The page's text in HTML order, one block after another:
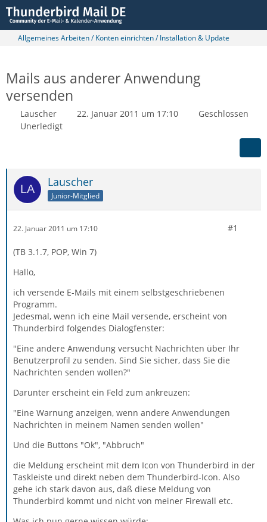
Allgemeines Arbeiten / Konten einrichten / Installation & Update
Mails aus anderer Anwendung
versenden
Lauscher 22. Januar 2011 um 17:10
Geschlossen
Unerledigt
Lauscher
Junior-Mitglied
22. Januar 2011 um 17:10 #1
(TB 3.1.7, POP, Win 7)
Hallo,
ich versende E-Mails mit einem selbstgeschriebenen
Programm.
Jedesmal, wenn ich eine Mail versende, erscheint von
Thunderbird folgendes Dialogfenster:
"Eine andere Anwendung versucht Nachrichten über Ihr
Benutzerprofil zu senden. Sind Sie sicher, dass Sie die
Nachrichten senden wollen?"
Darunter erscheint ein Feld zum ankreuzen:
"Eine Warnung anzeigen, wenn andere Anwendungen
Nachrichten in meinem Namen senden wollen"
Und die Buttons "Ok", "Abbruch"
die Meldung erscheint mit dem Icon von Thunderbird in der
Taskleiste und direkt neben dem Thunderbird-Icon. Also
gehe ich stark davon aus, daß diese Meldung von
Thunderbird kommt und nicht von meiner Firewall etc.